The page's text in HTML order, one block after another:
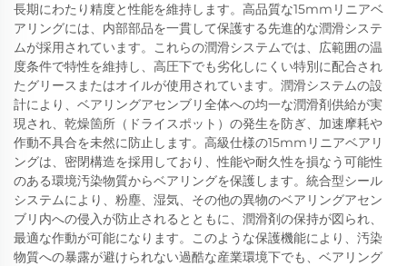
長期にわたり精度と性能を維持します。高品質な15mmリニアベ
アリングには、内部部品を一貫して保護する先進的な潤滑システ
ムが採用されています。これらの潤滑システムでは、広範囲の温
度条件で特性を維持し、高圧下でも劣化しにくい特別に配合され
たグリースまたはオイルが使用されています。潤滑システムの設
計により、ベアリングアセンブリ全体への均一な潤滑剤供給が実
現され、乾燥箇所（ドライスポット）の発生を防ぎ、加速摩耗や
作動不具合を未然に防止します。高級仕様の15mmリニアベアリ
ングは、密閉構造を採用しており、性能や耐久性を損なう可能性
のある環境汚染物質からベアリングを保護します。統合型シール
システムにより、粉塵、湿気、その他の異物のベアリングアセン
ブリ内への侵入が防止されるとともに、潤滑剤の保持が図られ、
最適な作動が可能になります。このような保護機能により、汚染
物質への暴露が避けられない過酷な産業環境下でも、ベアリング